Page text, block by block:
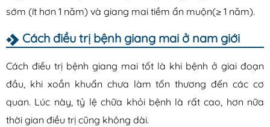
sớm (ít hơn 1 năm) và giang mai tiềm ẩn muộn(≥ 1 năm).
Cách điều trị bệnh giang mai ở nam giới
Cách điều trị bệnh giang mai tốt là khi bệnh ở giai đoạn
đầu, khi xoắn khuẩn chưa làm tổn thương đến các cơ
quan. Lúc này, tỷ lệ chữa khỏi bệnh là rất cao, hơn nữa
thời gian điều trị cũng không dài.